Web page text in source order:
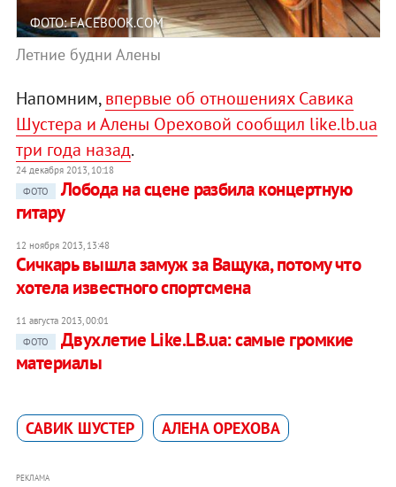
ФОТО: FACEBOOK.COM
Летние будни Алены
Напомним,впервые об отношениях Савика
Шустера и Алены Ореховой сообщил like.lb.ua
три года назад.
24 декабря 2013, 10:18
ФОТО
Лобода на сцене разбила концертную
гитару
12 ноября 2013, 13:48
Сичкарь вышла замуж за Ващука, потому что
хотела известного спортсмена
11 августа 2013, 00:01
ФОТО
Двухлетие Like.LB.ua: самые громкие
материалы
САВИК ШУСТЕР АЛЕНА ОРЕХОВА
РЕКЛАМА